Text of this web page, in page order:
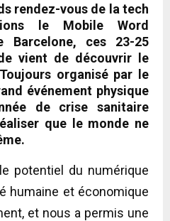
rendez-vous de la tech
le Mobile Word
Barcelone, ces 23-25
vient de découvrir le
organisé par le
événement physique
de crise sanitaire
que le monde ne
potentiel du numérique
humaine et économique
et nous a permis une